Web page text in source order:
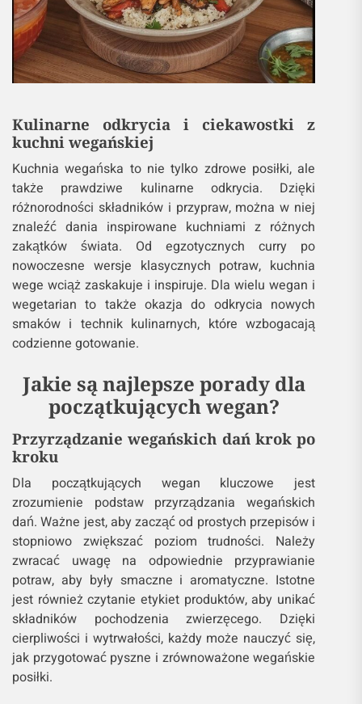
Kulinarne odkrycia i ciekawostki z
kuchni wegańskiej
Kuchnia wegańska to nie tylko zdrowe posiłki, ale
także prawdziwe kulinarne odkrycia. Dzięki
różnorodności składników i przypraw, można w niej
znaleźć dania inspirowane kuchniami z różnych
zakątków świata. Od egzotycznych curry po
nowoczesne wersje klasycznych potraw, kuchnia
wege wciąż zaskakuje i inspiruje. Dla wielu wegan i
wegetarian to także okazja do odkrycia nowych
smaków i technik kulinarnych, które wzbogacają
codzienne gotowanie.
Jakie są najlepsze porady dla
początkujących wegan?
Przyrządzanie wegańskich dań krok po
kroku
Dla początkujących wegan kluczowe jest
zrozumienie podstaw przyrządzania wegańskich
dań. Ważne jest, aby zacząć od prostych przepisów i
stopniowo zwiększać poziom trudności. Należy
zwracać uwagę na odpowiednie przyprawianie
potraw, aby były smaczne i aromatyczne. Istotne
jest również czytanie etykiet produktów, aby unikać
składników pochodzenia zwierzęcego. Dzięki
cierpliwości i wytrwałości, każdy może nauczyć się,
jak przygotować pyszne i zrównoważone wegańskie
posiłki.